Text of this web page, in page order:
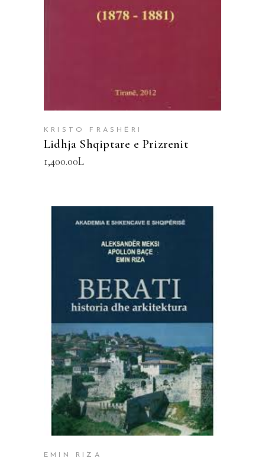
KRISTO FRASHËRI
Lidhja Shqiptare e Prizrenit
1,400.00L
SHTOJE NË SHPORTË
EMIN RIZA